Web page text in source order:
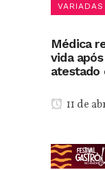
VARIADAS
Médica
vida
atestado
11 de